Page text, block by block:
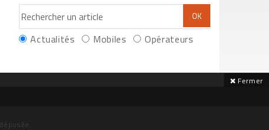
Actualités Mobiles Opérateurs
Fermer